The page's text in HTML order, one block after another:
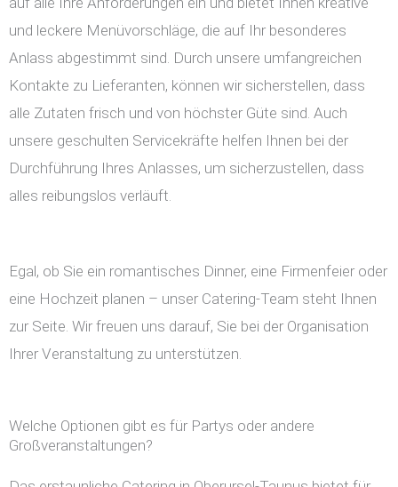
und leckere Menüvorschläge, die auf Ihr besonderes
Anlass abgestimmt sind. Durch unsere umfangreichen
Kontakte zu Lieferanten, können wir sicherstellen, dass
alle Zutaten frisch und von höchster Güte sind. Auch
unsere geschulten Servicekräfte helfen Ihnen bei der
Durchführung Ihres Anlasses, um sicherzustellen, dass
alles reibungslos verläuft.
Egal, ob Sie ein romantisches Dinner, eine Firmenfeier oder
eine Hochzeit planen – unser Catering-Team steht Ihnen
zur Seite. Wir freuen uns darauf, Sie bei der Organisation
Ihrer Veranstaltung zu unterstützen.
Welche Optionen gibt es für Partys oder andere
Großveranstaltungen?